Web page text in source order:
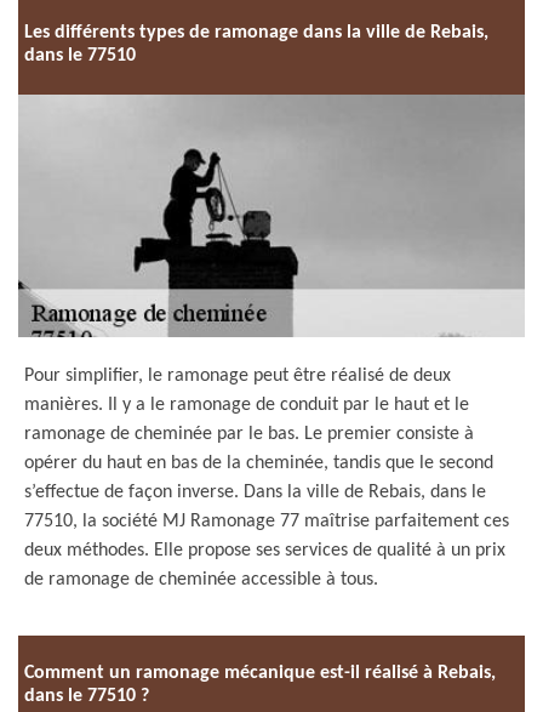
Les différents types de ramonage dans la ville de Rebais,
dans le 77510
Pour simplifier, le ramonage peut être réalisé de deux
manières. Il y a le ramonage de conduit par le haut et le
ramonage de cheminée par le bas. Le premier consiste à
opérer du haut en bas de la cheminée, tandis que le second
s’effectue de façon inverse. Dans la ville de Rebais, dans le
77510, la société MJ Ramonage 77 maîtrise parfaitement ces
deux méthodes. Elle propose ses services de qualité à un prix
de ramonage de cheminée accessible à tous.
Comment un ramonage mécanique est-il réalisé à Rebais,
dans le 77510 ?